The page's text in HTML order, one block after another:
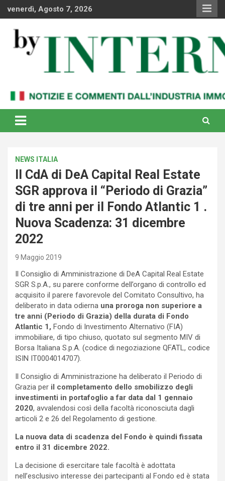
venerdì, Agosto 7, 2026
By Internews
internazionale
NEWS ITALIA
Il CdA di DeA Capital Real Estate
SGR approva il “Periodo di Grazia”
di tre anni per il Fondo Atlantic 1 .
Nuova Scadenza: 31 dicembre
2022
9 Maggio 2019
Il Consiglio di Amministrazione di DeA Capital Real Estate
SGR S.p.A., su parere conforme dell’organo di controllo ed
acquisito il parere favorevole del Comitato Consultivo, ha
deliberato in data odierna una proroga non superiore a
tre anni (Periodo di Grazia) della durata di Fondo
Atlantic 1, Fondo di Investimento Alternativo (FIA)
immobiliare, di tipo chiuso, quotato sul segmento MIV di
Borsa Italiana S.p.A. (codice di negoziazione QFATL, codice
ISIN IT0004014707).
Il Consiglio di Amministrazione ha deliberato il Periodo di
Grazia per il completamento dello smobilizzo degli
investimenti in portafoglio a far data dal 1 gennaio
2020, avvalendosi così della facoltà riconosciuta dagli
articoli 2 e 26 del Regolamento di gestione.
La nuova data di scadenza del Fondo è quindi fissata
entro il 31 dicembre 2022.
La decisione di esercitare tale facoltà è adottata
nell’esclusivo interesse dei partecipanti al Fondo ed è stata